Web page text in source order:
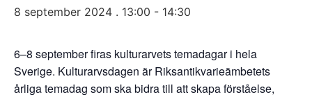
8 september 2024 . 13:00 - 14:30
6–8 september firas kulturarvets temadagar i hela
Sverige. Kulturarvsdagen är Riksantikvarieämbetets
årliga temadag som ska bidra till att skapa förståelse,